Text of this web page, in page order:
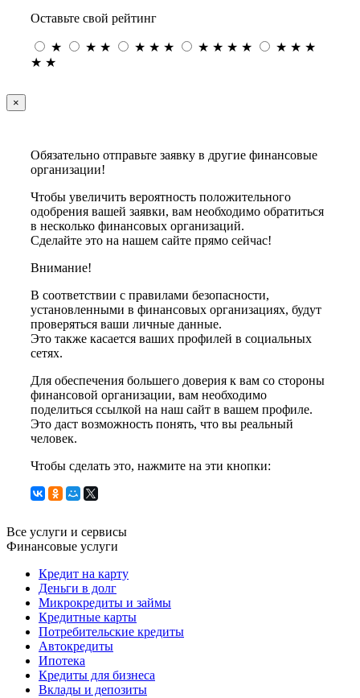
Оставьте свой рейтинг
★ ★ ★ ★ ★ ★ ★ ★ ★ ★ ★ ★ ★
★ ★
×
Обязательно отправьте заявку в другие финансовые
организации!
Чтобы увеличить вероятность положительного
одобрения вашей заявки, вам необходимо обратиться
в несколько финансовых организаций.
Сделайте это на нашем сайте прямо сейчас!
Внимание!
В соответствии с правилами безопасности,
установленными в финансовых организациях, будут
проверяться ваши личные данные.
Это также касается ваших профилей в социальных
сетях.
Для обеспечения большего доверия к вам со стороны
финансовой организации, вам необходимо
поделиться ссылкой на наш сайт в вашем профиле.
Это даст возможность понять, что вы реальный
человек.
Чтобы сделать это, нажмите на эти кнопки:
Все услуги и сервисы
Финансовые услуги
Кредит на карту
Деньги в долг
Микрокредиты и займы
Кредитные карты
Потребительские кредиты
Автокредиты
Ипотека
Кредиты для бизнеса
Вклады и депозиты